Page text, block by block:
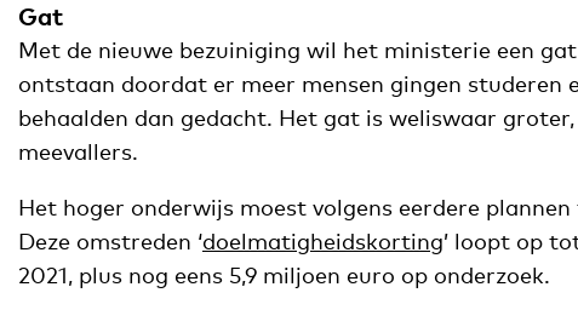
Gat
Met de nieuwe bezuiniging wil het ministerie een
ontstaan doordat er meer mensen gingen studeren
behaalden dan gedacht. Het gat is weliswaar
meevallers.
Het hoger onderwijs moest volgens eerdere
Deze omstreden ‘doelmatigheidskorting’ loopt op
2021, plus nog eens 5,9 miljoen euro op onderzoek.